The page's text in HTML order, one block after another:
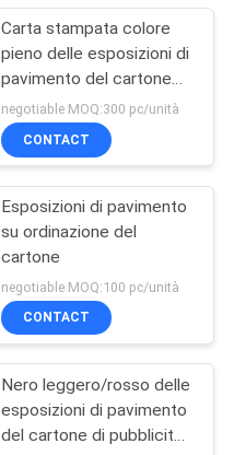
Carta stampata colore
pieno delle esposizioni di
pavimento del cartone
con 1 base quadrata
negotiable MOQ:300 pc/unità
CONTACT
Esposizioni di pavimento
su ordinazione del
cartone
negotiable MOQ:100 pc/unità
CONTACT
Nero leggero/rosso delle
esposizioni di pavimento
del cartone di pubblicità